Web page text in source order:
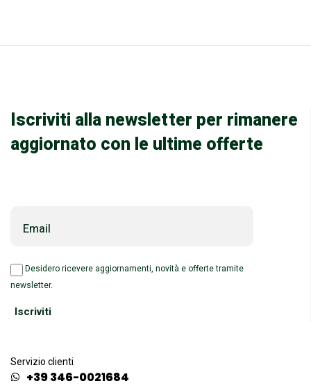
Iscriviti alla newsletter per rimanere
aggiornato con le ultime offerte
Email
Desidero ricevere aggiornamenti, novità e offerte tramite
newsletter.
Servizio clienti
+39 346-0021684